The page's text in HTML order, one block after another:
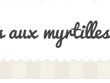
aux myrtilles